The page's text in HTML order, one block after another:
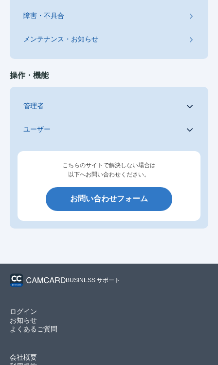
障害・不具合
メンテナンス・お知らせ
操作・機能
管理者
ユーザー
こちらのサイトで解決しない場合は
以下へお問い合わせください。
お問い合わせフォーム
BUSINESS サポート
ログイン
お知らせ
よくあるご質問
会社概要